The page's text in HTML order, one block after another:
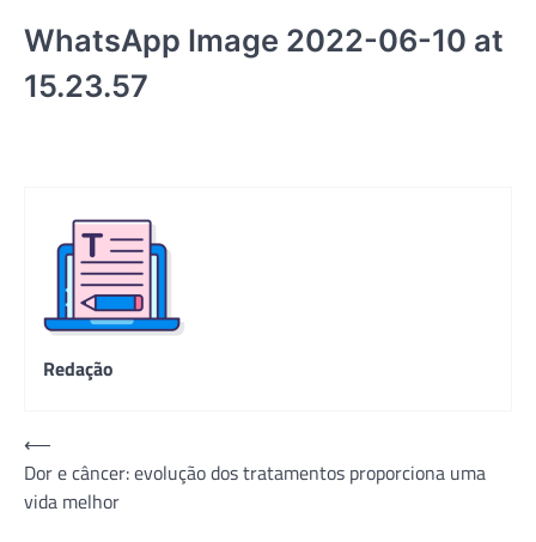
WhatsApp Image 2022-06-10 at
15.23.57
Redação
Navegação
de
Post
⟵
Dor e câncer: evolução dos tratamentos proporciona uma
vida melhor